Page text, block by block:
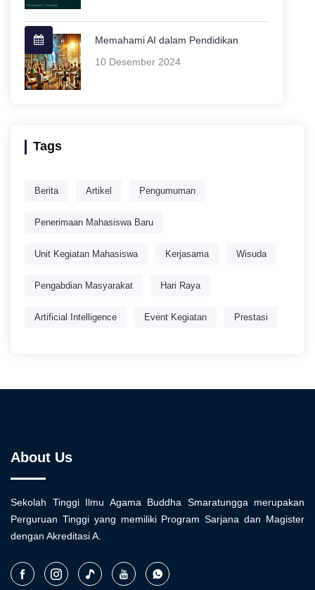
Memahami AI dalam Pendidikan
10 Desember 2024
Tags
Berita Artikel Pengumuman
Penerimaan Mahasiswa Baru
Unit Kegiatan Mahasiswa Kerjasama Wisuda
Pengabdian Masyarakat Hari Raya
Artificial Intelligence Event Kegiatan Prestasi
About Us
Sekolah Tinggi Ilmu Agama Buddha Smaratungga merupakan
Perguruan Tinggi yang memiliki Program Sarjana dan Magister
dengan Akreditasi A.